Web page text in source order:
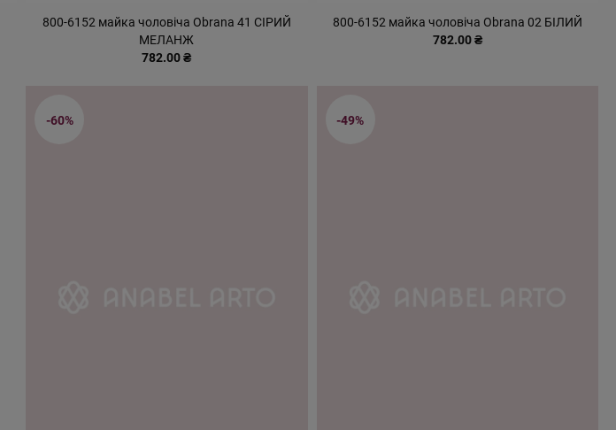
800-6152 майка чоловіча Obrana 41 СІРИЙ
МЕЛАНЖ
782.00 ₴
800-6152 майка чоловіча Obrana 02 БІЛИЙ
782.00 ₴
-60% -49%